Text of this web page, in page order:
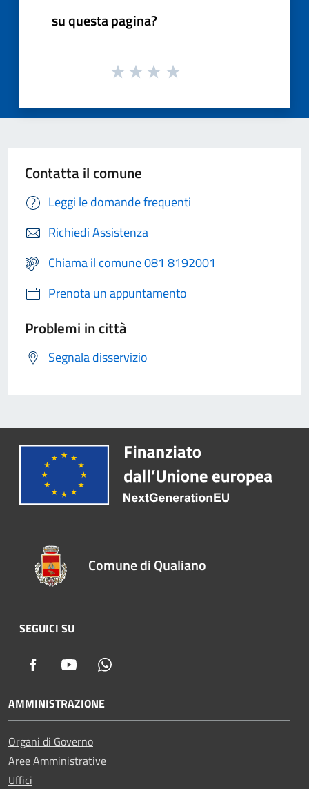
su questa pagina?
Contatta il comune
Leggi le domande frequenti
Richiedi Assistenza
Chiama il comune 081 8192001
Prenota un appuntamento
Problemi in città
Segnala disservizio
Comune di Qualiano
SEGUICI SU
Facebook Youtube
AMMINISTRAZIONE
Organi di Governo
Aree Amministrative
Uffici